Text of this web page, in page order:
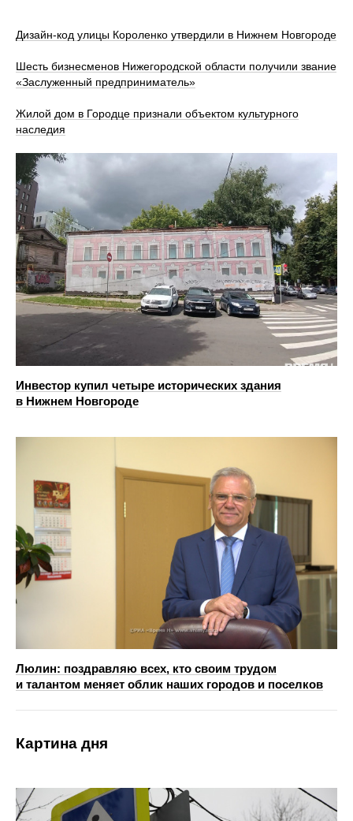
Дизайн-код улицы Короленко утвердили в Нижнем Новгороде
Шесть бизнесменов Нижегородской области получили звание
«Заслуженный предприниматель»
Жилой дом в Городце признали объектом культурного
наследия
Инвестор купил четыре исторических здания
в Нижнем Новгороде
Люлин: поздравляю всех, кто своим трудом
и талантом меняет облик наших городов и поселков
Картина дня